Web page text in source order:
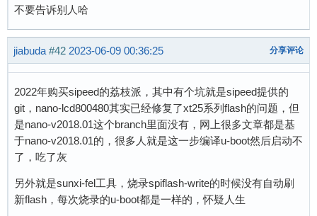
不要告诉别人哈
jiabuda #42 2023-06-09 00:36:25 分享评论
2022年购买sipeed的荔枝派，其中有个坑就是sipeed提供的
git，nano-lcd800480其实已经修复了xt25系列flash的问题，但
是nano-v2018.01这个branch里面没有，网上很多文章都是基
于nano-v2018.01的，很多人就是这一步编译u-boot然后启动不
了，吃了灰
另外就是sunxi-fel工具，烧录spiflash-write的时候没有自动刷
新flash，每次烧录的u-boot都是一样的，怀疑人生